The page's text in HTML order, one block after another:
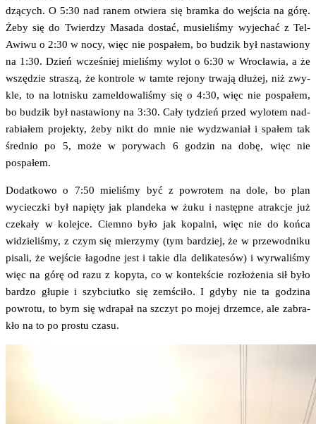
dzą­cych. O 5:30 nad ranem otwie­ra się bram­ka do wej­ścia na górę.
Żeby się do Twier­dzy Masa­da dostać, musie­li­śmy wyje­chać z Tel-
Awi­wu o 2:30 w nocy, więc nie pospa­łem, bo budzik był nasta­wio­ny
na 1:30. Dzień wcze­śniej mie­li­śmy wylot o 6:30 w Wro­cła­wia, a że
wszę­dzie stra­szą, że kon­tro­le w tam­te rejo­ny trwa­ją dłu­żej, niż zwy­
kle, to na lot­ni­sku zamel­do­wa­li­śmy się o 4:30, więc nie pospa­łem,
bo budzik był nasta­wio­ny na 3:30. Cały tydzień przed wylo­tem nad­
ra­bia­łem pro­jek­ty, żeby nikt do mnie nie wydzwa­niał i spa­łem tak
śred­nio po 5, może w pory­wach 6 godzin na dobę, więc nie
pospałem.
Dodat­ko­wo o 7:50 mie­li­śmy być z powro­tem na dole, bo plan
wyciecz­ki był napię­ty jak plan­de­ka w żuku i następ­ne atrak­cje już
cze­ka­ły w kolej­ce. Ciem­no było jak kopal­ni, więc nie do koń­ca
widzie­li­śmy, z czym się mie­rzy­my (tym bar­dziej, że w prze­wod­ni­ku
pisa­li, że wej­ście łagod­ne jest i takie dla deli­ka­te­sów) i wyrwa­li­śmy
więc na górę od razu z kopy­ta, co w kon­tek­ście roz­ło­że­nia sił było
bar­dzo głu­pie i szyb­ciut­ko się zemści­ło. I gdy­by nie ta godzi­na
powro­tu, to bym się wdra­pał na szczyt po mojej drzem­ce, ale zabra­
kło na to po pro­stu czasu.